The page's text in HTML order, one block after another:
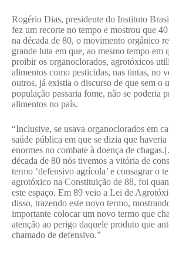
Rogério Dias, presidente do Instituto
fez um recorte no tempo e mostrou que 40
na década de 80, o movimento orgânico
grande luta em que, ao mesmo tempo em
proibir os organoclorados, agrotóxicos
alimentos como pesticidas, nas tintas, no
outros, já existia o discurso de que sem o
população passaria fome, não se poderia
alimentos no país.
“Inclusive, se usava organoclorados em
saúde pública em que se dizia que
enormes no combate à doença de
década de 80 nós tivemos a vitória de
termo ‘defensivo agrícola’ e consagrar o
agrotóxico na Constituição de 88, foi
este espaço. Em 89 veio a Lei de
disso, trazendo este novo termo,
importante colocar um novo termo que
atenção ao perigo daquele produto que
chamado de defensivo.”